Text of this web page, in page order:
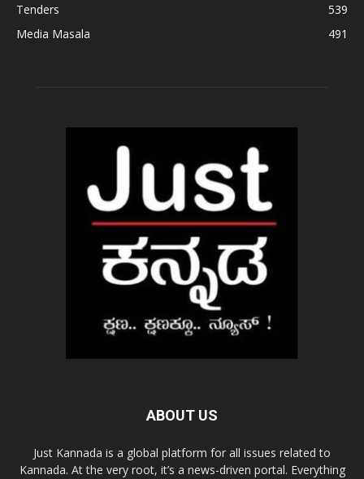
Tenders
539
Media Masala
491
ABOUT US
Just Kannada is a global platform for all issues related to
Kannada. At the very root, it’s a news-driven portal. Everything